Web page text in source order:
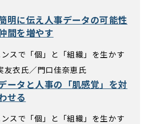
明に伝え人事データの可能性
間を増やす
スで「個」と「組織」を生かす
友衣氏／門口佳奈恵氏
ータと人事の「肌感覚」を対
せる
スで「個」と「組織」を生かす